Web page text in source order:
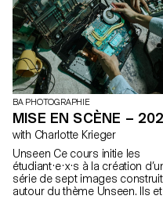
BA PHOTOGRAPHIE
MISE EN SCÈNE –
with Charlotte Krieger
Unseen Ce cours initie les
étudiant·e·x·s à la création
série de sept images
autour du thème Unseen. Ils et